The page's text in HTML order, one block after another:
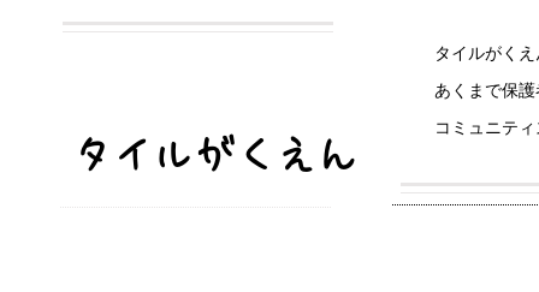
タイルがくえん
タイルがく
あくまで保
コミュニテ